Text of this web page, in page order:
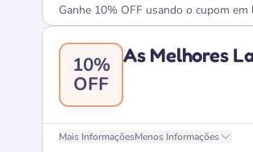
Ganhe 10% OFF usando o cupom
10%
OFF
As Melhores
Mais InformaçõesMenos Informações